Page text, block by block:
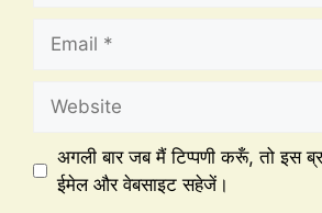
अगली बार जब मैं टिप्पणी करूँ, तो इस
ईमेल और वेबसाइट सहेजें।